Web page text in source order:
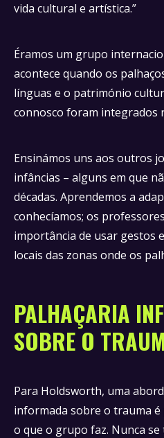
vida cultural e artística.”
Éramos um grupo
acontece quando os
línguas e o património
connosco foram integrados
Ensinámos uns aos outros
infâncias – alguns em que
décadas. Aprendemos a
conhecíamos; os
importância de usar gestos
locais das zonas onde os
PALHAÇARIA
SOBRE O
Para Holdsworth, uma
informada sobre o trauma
o que o grupo faz. Nunca